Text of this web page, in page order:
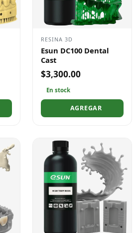
RESINA 3D
Esun DC100 Dental
Cast
$3,300.00
En stock
AGREGAR